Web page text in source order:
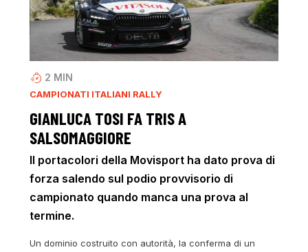
2 MIN
CAMPIONATI ITALIANI RALLY
GIANLUCA TOSI FA TRIS A
SALSOMAGGIORE
Il portacolori della Movisport ha dato prova di
forza salendo sul podio provvisorio di
campionato quando manca una prova al
termine.
Un dominio costruito con autorità, la conferma di un